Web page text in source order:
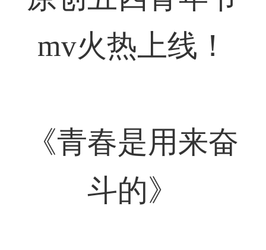
mv火热上线！
《青春是用来奋
斗的》